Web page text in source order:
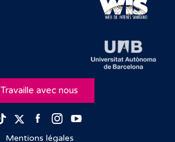
Travaille avec nous
TikTokTwitterFacebook
Instagram
Mentions légales